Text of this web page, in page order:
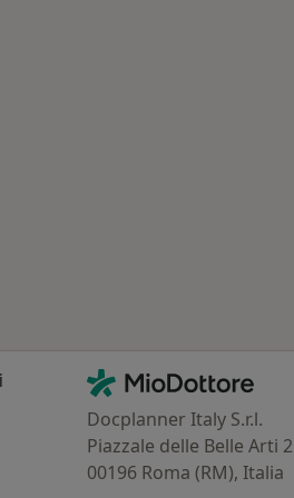
Contatti
MioDottore - Homepage
Docplanner Italy S.r.l.
Piazzale delle Belle Arti 2
00196 Roma (RM), Italia